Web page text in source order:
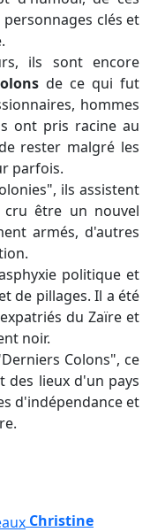
clés et
ils sont encore
de ce qui fut
hommes
ont pris racine au
rester malgré les
parfois.
ils assistent
être un nouvel
armés, d'autres
politique et
de pillages. Il a été
du Zaïre et
noir.
Colons", ce
des lieux d'un pays
d'indépendance et
Christine